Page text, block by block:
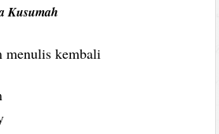
Kusumah
menulis kembali